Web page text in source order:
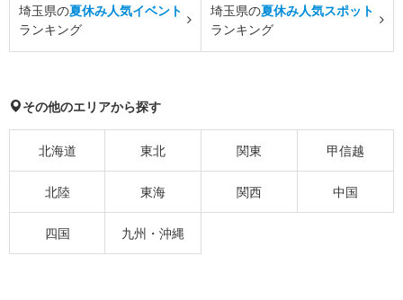
埼玉県の夏休み人気イベント
ランキング
埼玉県の夏休み人気スポット
ランキング
その他のエリアから探す
北海道 東北 関東 甲信越
北陸 東海 関西 中国
四国 九州・沖縄